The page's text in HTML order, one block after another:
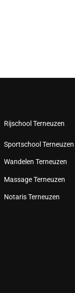
Rijschool Terneuzen
Sportschool Terneuzen
Wandelen Terneuzen
Massage Terneuzen
Notaris Terneuzen